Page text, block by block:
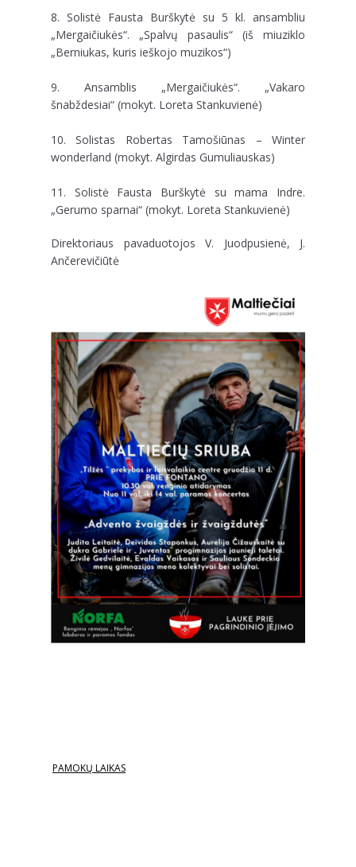
8. Solistė Fausta Burškytė su 5 kl. ansambliu
„Mergaičiukės“. „Spalvų pasaulis“ (iš miuziklo
„Berniukas, kuris ieškojo muzikos“)
9. Ansamblis „Mergaičiukės“. „Vakaro
šnabždesiai“ (mokyt. Loreta Stankuvienė)
10. Solistas Robertas Tamošiūnas – Winter
wonderland (mokyt. Algirdas Gumuliauskas)
11. Solistė Fausta Burškytė su mama Indre.
„Gerumo sparnai“ (mokyt. Loreta Stankuvienė)
Direktoriaus pavaduotojos V. Juodpusienė, J.
Ančerevičiūtė
PAMOKŲ LAIKAS